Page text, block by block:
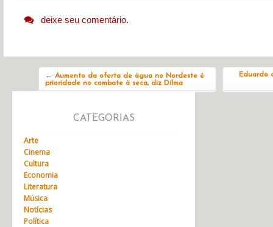
deixe seu comentário.
← Aumento da oferta de água no Nordeste é
prioridade no combate à seca, diz Dilma
Eduardo
CATEGORIAS
Arte
Cinema
Cultura
Economia
Literatura
Música
Notícias
Política